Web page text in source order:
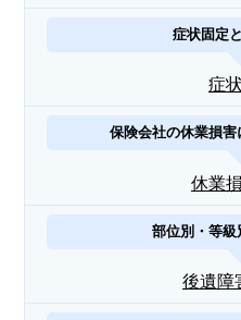
症状固定
症
保険会社の休業損
休業
部位別・等級
後遺障